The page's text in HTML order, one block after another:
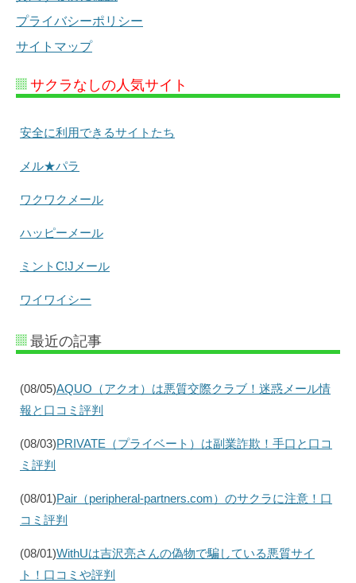
プライバシーポリシー
サイトマップ
サクラなしの人気サイト
安全に利用できるサイトたち
メル★パラ
ワクワクメール
ハッピーメール
ミントC!Jメール
ワイワイシー
最近の記事
(08/05)AQUO（アクオ）は悪質交際クラブ！迷惑メール情
報と口コミ評判
(08/03)PRIVATE（プライベート）は副業詐欺！手口と口コ
ミ評判
(08/01)Pair（peripheral-partners.com）のサクラに注意！口
コミ評判
(08/01)WithUは吉沢亮さんの偽物で騙している悪質サイ
ト！口コミや評判